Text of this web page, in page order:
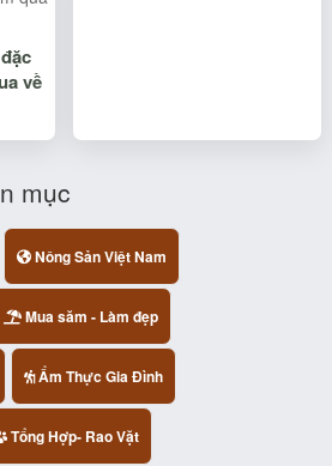
về
mục
Nông Sản Việt Nam
Mua săm - Làm đẹp
Ẩm Thực Gia Đình
Tổng Hợp- Rao Vặt